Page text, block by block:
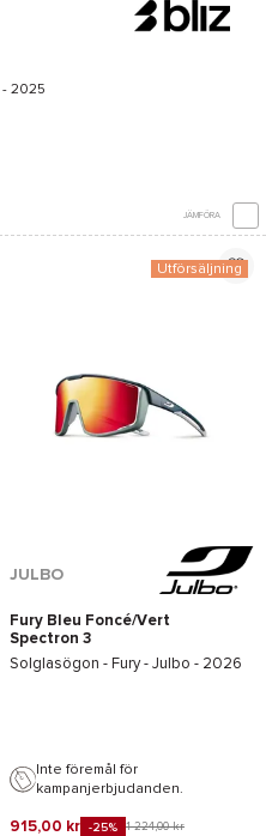
- 2025
JÄMFÖRA
Utförsäljning
JULBO
Fury Bleu Foncé/Vert
Spectron 3
Solglasögon - Fury - Julbo - 2026
Inte föremål för
kampanjerbjudanden.
915,00 kr -25% 1 224,00 kr